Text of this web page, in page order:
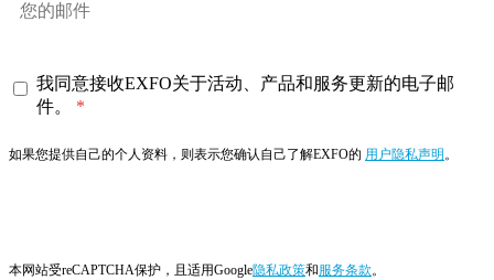
我同意接收EXFO关于活动、产品和服务更新的电子邮
件。
如果您提供自己的个人资料，则表示您确认自己了解EXFO的 用户隐私声明 。
本网站受reCAPTCHA保护，且适用Google隐私政策和服务条款。